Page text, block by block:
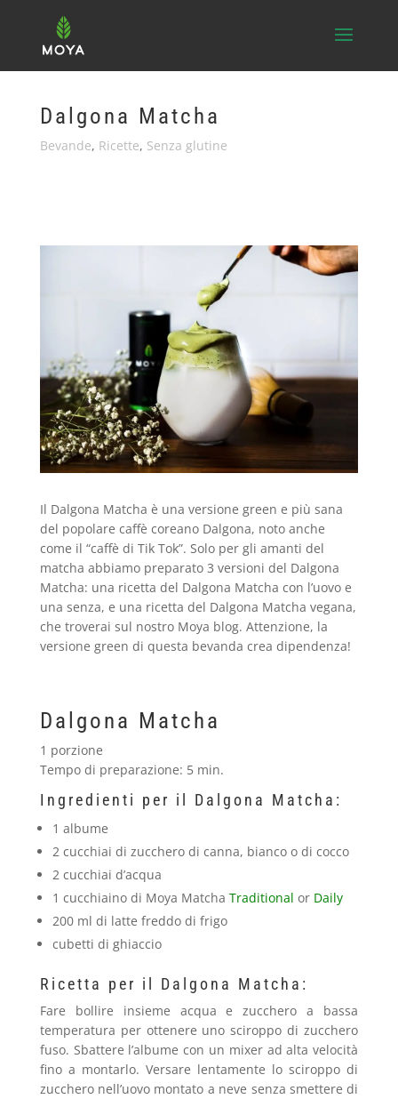
Dalgona Matcha
Bevande, Ricette, Senza glutine
Il Dalgona Matcha è una versione green e più sana
del popolare caffè coreano Dalgona, noto anche
come il “caffè di Tik Tok”. Solo per gli amanti del
matcha abbiamo preparato 3 versioni del Dalgona
Matcha: una ricetta del Dalgona Matcha con l’uovo e
una senza, e una ricetta del Dalgona Matcha vegana,
che troverai sul nostro Moya blog. Attenzione, la
versione green di questa bevanda crea dipendenza!
Dalgona Matcha
1 porzione
Tempo di preparazione: 5 min.
Ingredienti per il Dalgona Matcha:
1 albume
2 cucchiai di zucchero di canna, bianco o di cocco
2 cucchiai d’acqua
1 cucchiaino di Moya Matcha Traditional or Daily
200 ml di latte freddo di frigo
cubetti di ghiaccio
Ricetta per il Dalgona Matcha:
Fare bollire insieme acqua e zucchero a bassa
temperatura per ottenere uno sciroppo di zucchero
fuso. Sbattere l’albume con un mixer ad alta velocità
fino a montarlo. Versare lentamente lo sciroppo di
zucchero nell’uovo montato a neve senza smettere di